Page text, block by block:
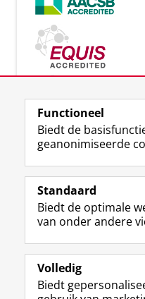
Lees meer
Uw Business Partner:
Uw Business Partner:
Faculteit Economie en
Functioneel
Biedt de
geanonimiseerde
Standaard
Biedt de optimale
van onder andere
Volledig
Biedt